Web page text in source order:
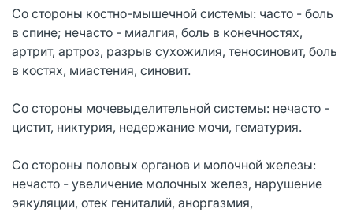
Со стороны костно-мышечной системы: часто - боль
в спине; нечасто - миалгия, боль в конечностях,
артрит, артроз, разрыв сухожилия, теносиновит, боль
в костях, миастения, синовит.
Со стороны мочевыделительной системы: нечасто -
цистит, никтурия, недержание мочи, гематурия.
Со стороны половых органов и молочной железы:
нечасто - увеличение молочных желез, нарушение
эякуляции, отек гениталий, аноргазмия,